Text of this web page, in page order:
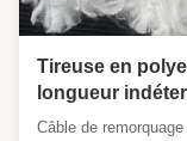
Tireuse en
longueur
fils et textile
Câble de